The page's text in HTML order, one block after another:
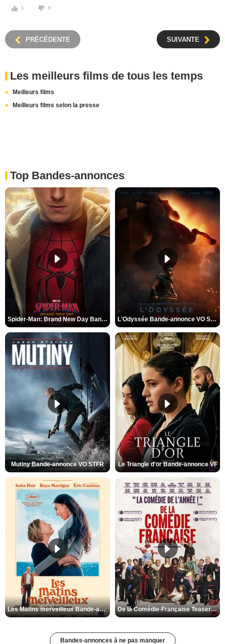
1 0
PRÉCÉDENTE SUIVANTE
Les meilleurs films de tous les temps
Meilleurs films
Meilleurs films selon la presse
Top Bandes-annonces
Spider-Man: Brand New Day Bande-annonce VO STFR L'Odyssée Bande-annonce VO STFR
Mutiny Bande-annonce VO STFR Le Triangle d'or Bande-annonce VF
Les Matins merveilleux Bande-annonce VF De la Comédie-Française Teaser VF
Bandes-annonces à ne pas manquer